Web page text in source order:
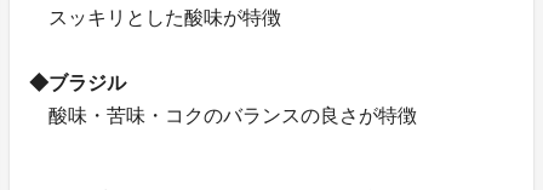
スッキリとした酸味が特徴
◆ブラジル
酸味・苦味・コクのバランスの良さが特徴